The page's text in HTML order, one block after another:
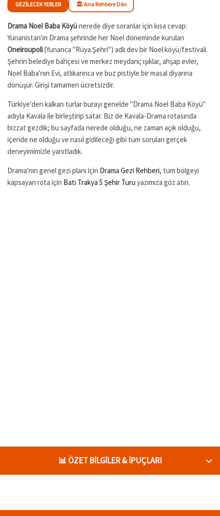
GEZILECEK YERLER 🏛️ Ana Rehbere Dön
Drama Noel Baba Köyünerede diye soranlar için kısa cevap:
Yunanistan'ın Drama şehrinde her Noel döneminde kurulan
Oneiroupoli(Yunanca "Rüya Şehri") adlı dev bir Noel köyü/festivali.
Şehrin belediye bahçesi ve merkez meydanı; ışıklar, ahşap evler,
Noel Baba'nın Evi, atlıkarınca ve buz pistiyle bir masal diyarına
dönüşür. Girişi tamamen ücretsizdir.
Türkiye'den kalkan turlar burayı genelde "Drama Noel Baba Köyü"
adıyla Kavala ile birleştirip satar. Biz de Kavala-Drama rotasında
bizzat gezdik; bu sayfada nerede olduğu, ne zaman açık olduğu,
içeride ne olduğu ve nasıl gidileceği gibi tüm soruları gerçek
deneyimimizle yanıtladık.
Drama'nın genel gezi planı için Drama Gezi Rehberi, tüm bölgeyi
kapsayan rota için Batı Trakya 5 Şehir Turu yazımıza göz atın.
📊 ÖZET BİLGİLER & İPUÇLARI